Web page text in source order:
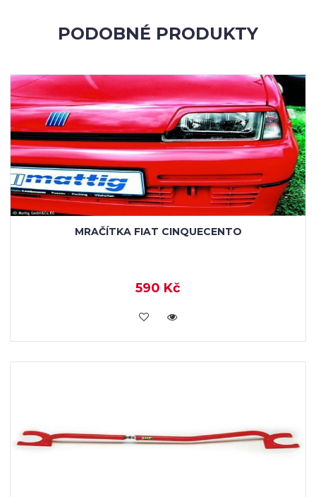
PODOBNÉ PRODUKTY
MRAČÍTKA FIAT CINQUECENTO
590 Kč
KOUPIT